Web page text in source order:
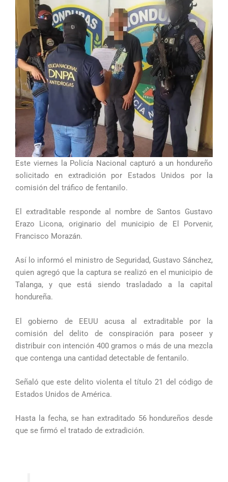
Este viernes la Policía Nacional capturó a un hondureño
solicitado en extradición por Estados Unidos por la
comisión del tráfico de fentanilo.
El extraditable responde al nombre de Santos Gustavo
Erazo Licona, originario del municipio de El Porvenir,
Francisco Morazán.
Así lo informó el ministro de Seguridad, Gustavo Sánchez,
quien agregó que la captura se realizó en el municipio de
Talanga, y que está siendo trasladado a la capital
hondureña.
El gobierno de EEUU acusa al extraditable por la
comisión del delito de conspiración para poseer y
distribuir con intención 400 gramos o más de una mezcla
que contenga una cantidad detectable de fentanilo.
Señaló que este delito violenta el título 21 del código de
Estados Unidos de América.
Hasta la fecha, se han extraditado 56 hondureños desde
que se firmó el tratado de extradición.